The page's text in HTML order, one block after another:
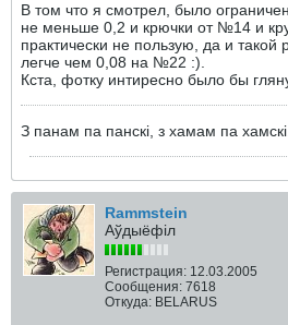
В том что я смотрел, было
не меньше 0,2 и крючки от №14 и
практически не пользую, да и такой
легче чем 0,08 на №22 :).
Кста, фотку интиресно было бы
З панам па панскi, з хамам па хамскi.
Rammstein
Аўдыёфіл
Регистрация: 12.03.2005
Сообщения: 7618
Откуда: BELARUS